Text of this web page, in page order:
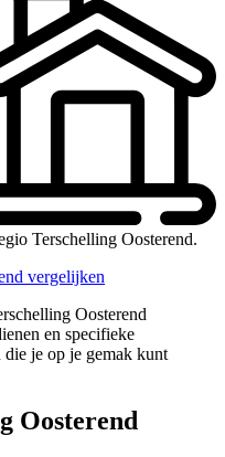
Terschelling Oosterend.
vergelijken
Oosterend
en specifieke
je op je gemak kunt
Oosterend